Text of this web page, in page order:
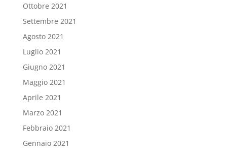
Ottobre 2021
Settembre 2021
Agosto 2021
Luglio 2021
Giugno 2021
Maggio 2021
Aprile 2021
Marzo 2021
Febbraio 2021
Gennaio 2021